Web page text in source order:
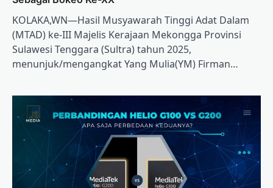
KOLAKA,WN—Hasil Musyawarah Tinggi Adat Dalam
(MTAD) ke-III Majelis Kerajaan Mekongga Provinsi
Sulawesi Tenggara (Sultra) tahun 2025,
menunjuk/mengangkat Yang Mulia(YM) Firman…